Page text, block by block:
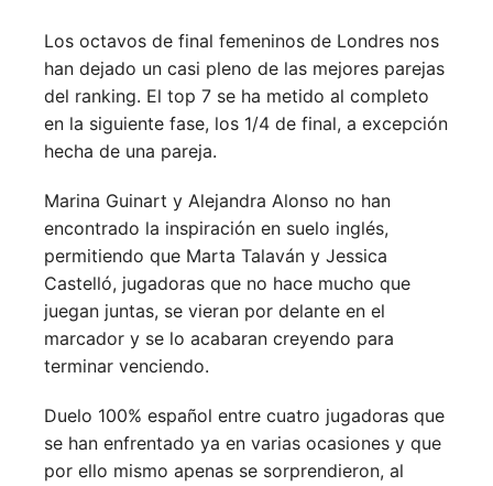
Los octavos de final femeninos de Londres nos
han dejado un casi pleno de las mejores parejas
del ranking. El top 7 se ha metido al completo
en la siguiente fase, los 1/4 de final, a excepción
hecha de una pareja.
Marina Guinart y Alejandra Alonso no han
encontrado la inspiración en suelo inglés,
permitiendo que Marta Talaván y Jessica
Castelló, jugadoras que no hace mucho que
juegan juntas, se vieran por delante en el
marcador y se lo acabaran creyendo para
terminar venciendo.
Duelo 100% español entre cuatro jugadoras que
se han enfrentado ya en varias ocasiones y que
por ello mismo apenas se sorprendieron, al